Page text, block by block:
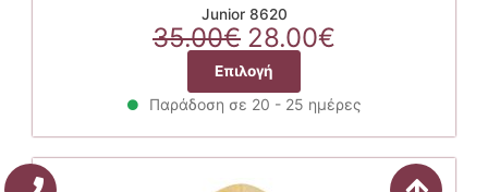
Junior 8620
35.00€ Original
price
was:
35.00€.
28.00€
είναι:
28.00€.
Επιλογή
προϊόν
έχει
πολλαπλές
παραλλαγές.
Παράδοση σε 20 - 25 ημέρες